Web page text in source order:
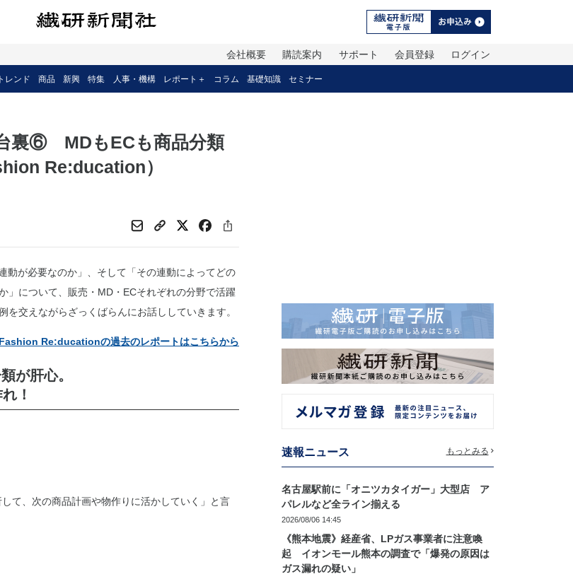
ログイン
会員登録
サポート
購読案内
会社概要
レンド 商品 新興 特集 人事・機構 レポート＋ コラム 基礎知識 セミナー
裏⑥ MDもECも商品分類
Re:ducation）
動が必要なのか」、そして「その連動によってどの
」について、販売・MD・ECそれぞれの分野で活躍
を交えながらざっくばらんにお話ししていきます。
Re:ducationの過去のレポートはこちらから
が肝心。
！
て、次の商品計画や物作りに活かしていく」と言
速報ニュース もっとみる
名古屋駅前に「オニツカタイガー」大型店 ア
パレルなど全ライン揃える
2026/08/06 14:45
《熊本地震》経産省、LPガス事業者に注意喚
起 イオンモール熊本の調査で「爆発の原因は
ガス漏れの疑い」